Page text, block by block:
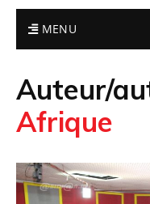
MENU
Auteur/
Afrique